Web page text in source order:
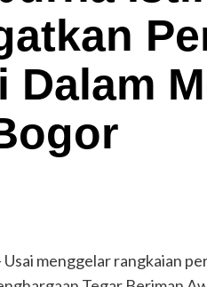
Dalam
menggelar rangkaian